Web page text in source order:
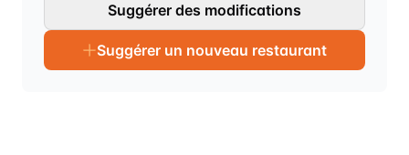
Suggérer des modifications
Suggérer un nouveau restaurant